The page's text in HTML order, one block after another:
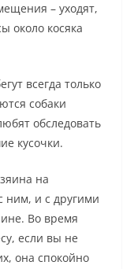
– уходят,
около косяка
всегда только
собаки
обследовать
кусочки.
на
ним, и с другими
Во время
если вы не
она спокойно